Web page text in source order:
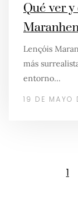
Qué ver
Lençóis
más
entorno…
19 DE MAYO
1